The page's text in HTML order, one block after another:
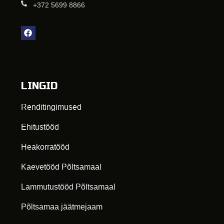
+372 5699 8866
LINGID
Renditingimused
Ehitustööd
Heakorratööd
Kaevetööd Põltsamaal
Lammutustööd Põltsamaal
Põltsamaa jäätmejaam